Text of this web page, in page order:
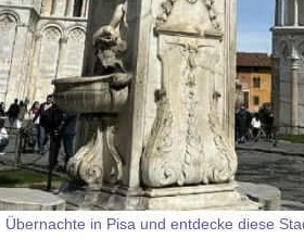
Übernachte in Pisa und entdecke diese